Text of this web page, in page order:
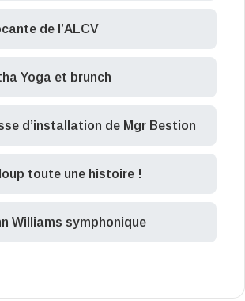
de l’ALCV
Yoga et brunch
d’installation de Mgr Bestion
toute une histoire !
Williams symphonique